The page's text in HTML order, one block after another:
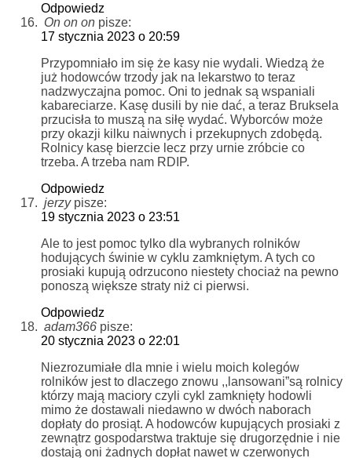
Odpowiedz
On on on pisze:
17 stycznia 2023 o 20:59
Przypomniało im się że kasy nie wydali. Wiedzą że
już hodowców trzody jak na lekarstwo to teraz
nadzwyczajna pomoc. Oni to jednak są wspaniali
kabareciarze. Kasę dusili by nie dać, a teraz Bruksela
przucisła to muszą na siłę wydać. Wyborców może
przy okazji kilku naiwnych i przekupnych zdobędą.
Rolnicy kasę bierzcie lecz przy urnie zróbcie co
trzeba. A trzeba nam RDIP.
Odpowiedz
jerzy pisze:
19 stycznia 2023 o 23:51
Ale to jest pomoc tylko dla wybranych rolników
hodujących świnie w cyklu zamkniętym. A tych co
prosiaki kupują odrzucono niestety chociaż na pewno
ponoszą większe straty niż ci pierwsi.
Odpowiedz
adam366 pisze:
20 stycznia 2023 o 22:01
Niezrozumiałe dla mnie i wielu moich kolegów
rolników jest to dlaczego znowu ,,lansowani”są rolnicy
którzy mają maciory czyli cykl zamknięty hodowli
mimo że dostawali niedawno w dwóch naborach
dopłaty do prosiąt. A hodowców kupujących prosiaki z
zewnątrz gospodarstwa traktuje się drugorzędnie i nie
dostają oni żadnych dopłat nawet w czerwonych